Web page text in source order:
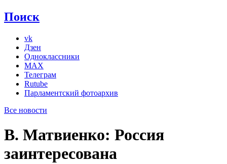
Поиск
vk
Дзен
Одноклассники
MAX
Телеграм
Rutube
Парламентский фотоархив
Все новости
В. Матвиенко: Россия
заинтересована